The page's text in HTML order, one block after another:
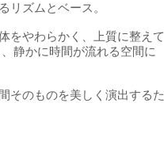
リズムとベース。
をやわらかく、上質に整えて
静かに時間が流れる空間に
そのものを美しく演出するた